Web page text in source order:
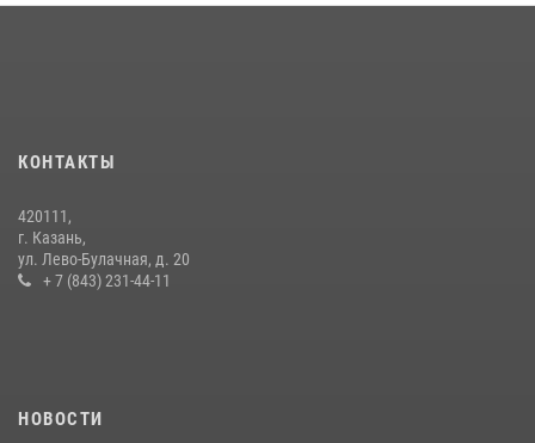
10 июля 2026, 12:50
праздничное богослужение
28 июля 2026, 09:38 4
КОНТАКТЫ
420111,
г. Казань,
ул. Лево-Булачная, д. 20
+ 7 (843) 231-44-11
НОВОСТИ